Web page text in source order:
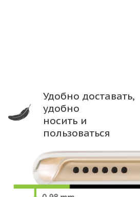
Удобно доставать,
удобно
носить и
пользоваться